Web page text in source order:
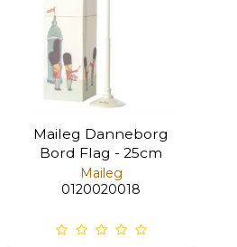
Maileg Danneborg
Bord Flag - 25cm
Maileg
0120020018